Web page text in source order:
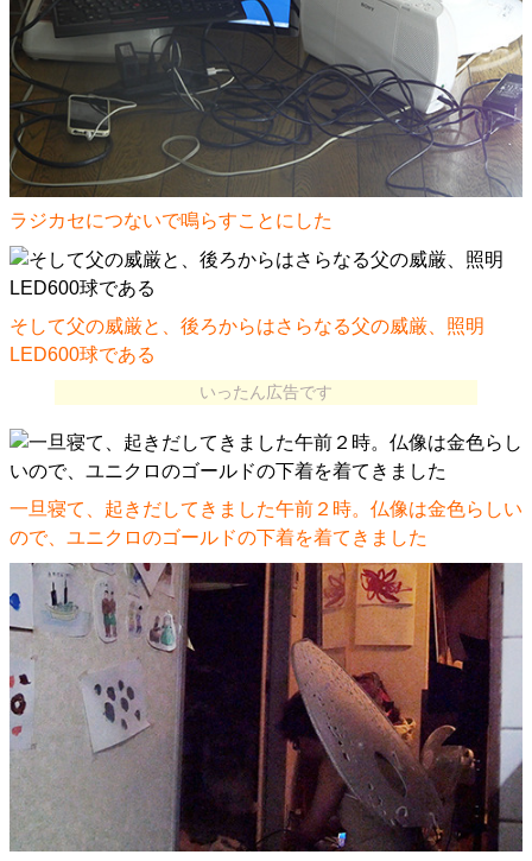
ラジカセにつないで鳴らすことにした
そして父の威厳と、後ろからはさらなる父の威厳、照明
LED600球である
いったん広告です
一旦寝て、起きだしてきました午前２時。仏像は金色らしい
ので、ユニクロのゴールドの下着を着てきました